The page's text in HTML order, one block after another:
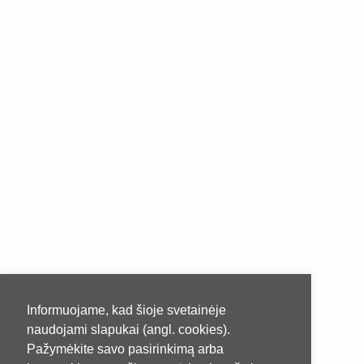
Informuojame, kad šioje svetainėje
naudojami slapukai (angl. cookies).
Pažymėkite savo pasirinkimą arba